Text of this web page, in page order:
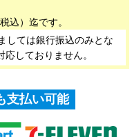
込）迄です。
しては銀行振込のみとな
しておりません。
支払い可能